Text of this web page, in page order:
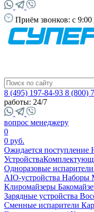
Приём звонков: с 9:00
8 (495) 197-84-93 8 (800)
работы: 24/7
вопрос менеджеру
0
0 руб.
Ожидается поступление
Устройства
Одноразовые испарители
AIO-устройства Наборы
Клиромайзеры
Зарядные устройства
Сменные испарители